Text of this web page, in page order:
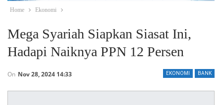
Home Ekonomi
Mega Syariah Siapkan Siasat Ini,
Hadapi Naiknya PPN 12 Persen
EKONOMI BANK
On Nov 28, 2024 14:33